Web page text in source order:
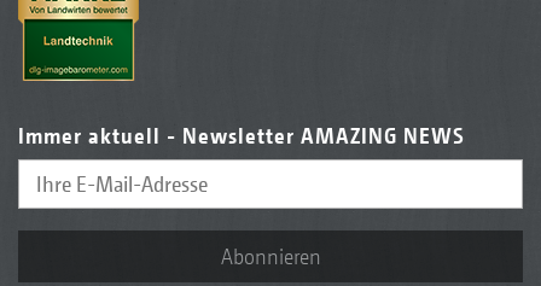
Immer aktuell - Newsletter AMAZING NEWS
Abonnieren